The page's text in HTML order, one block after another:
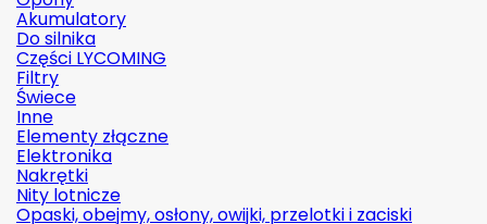
Akumulatory
Do silnika
Części LYCOMING
Filtry
Świece
Inne
Elementy złączne
Elektronika
Nakrętki
Nity lotnicze
Opaski, obejmy, osłony, owijki, przelotki i zaciski